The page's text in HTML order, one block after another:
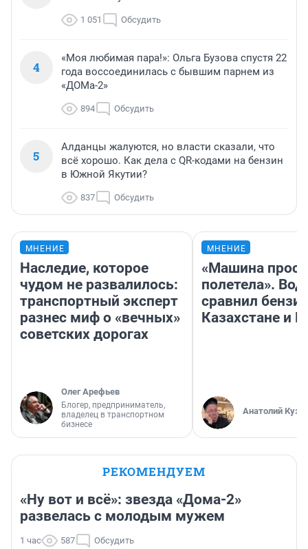
1 051 Обсудить
4
«Моя любимая пара!»: Ольга Бузова спустя 22
года воссоединилась с бывшим парнем из
«ДОМа-2»
894 Обсудить
5
Алданцы жалуются, но власти сказали, что
всё хорошо. Как дела с QR-кодами на бензин
в Южной Якутии?
837 Обсудить
МНЕНИЕ
Наследие, которое
чудом не развалилось:
транспортный эксперт
разнес миф о «вечных»
советских дорогах
Олег Арефьев
Блогер, предприниматель,
владелец в транспортном
бизнесе
МНЕНИЕ
«Машина
полетела».
сравнил
Казахстане и
Анатолий
РЕКОМЕНДУЕМ
«Ну вот и всё»: звезда «Дома-2»
развелась с молодым мужем
1 час 587 Обсудить